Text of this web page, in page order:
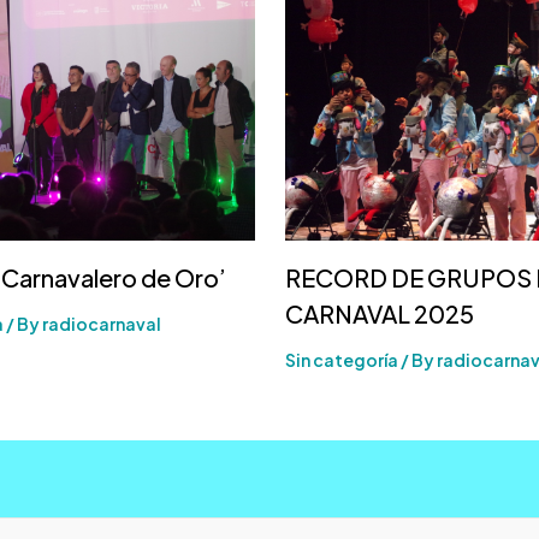
de Oro’
/ Byradiocarnaval
RECORD DE GRUPOS
CARNAVAL 2025
Sin categoría / By